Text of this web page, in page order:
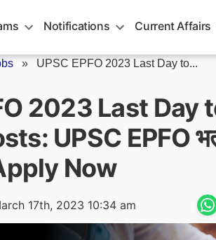
Notifications Current Affairs
» UPSC EPFO 2023 Last Day to...
2023 Last Day
UPSC EPFO
Now
17th, 2023 10:34 am